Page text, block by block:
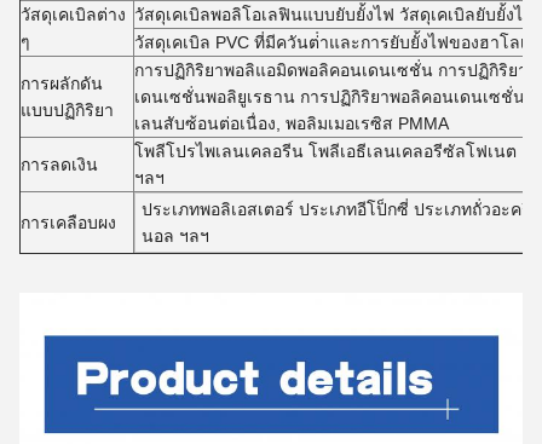
วัสดุเคเบิลต่าง
ๆ
วัสดุเคเบิลพอลิโอเลฟินแบบยับยั้งไฟ วัสดุเคเบิลยับยั้งไ
วัสดุเคเบิล PVC ที่มีควันต่ําและการยับยั้งไฟของฮาโลเ
การผลักดัน
แบบปฏิกิริยา
การปฏิกิริยาพอลิแอมิดพอลิคอนเดนเซชั่น การปฏิกิริยา
เดนเซชั่นพอลิยูเรธาน การปฏิกิริยาพอลิคอนเดนเซชั่น
เลนสับซ้อนต่อเนื่อง, พอลิมเมอเรซิส PMMA
การลดเงิน
โพลีโปรไพเลนเคลอรีน โพลีเอธีเลนเคลอรีซัลโฟเนต ย
ฯลฯ
การเคลือบผง
ประเภทพอลิเอสเตอร์ ประเภทอีโป็กซี่ ประเภทถั่วอะค
นอล ฯลฯ